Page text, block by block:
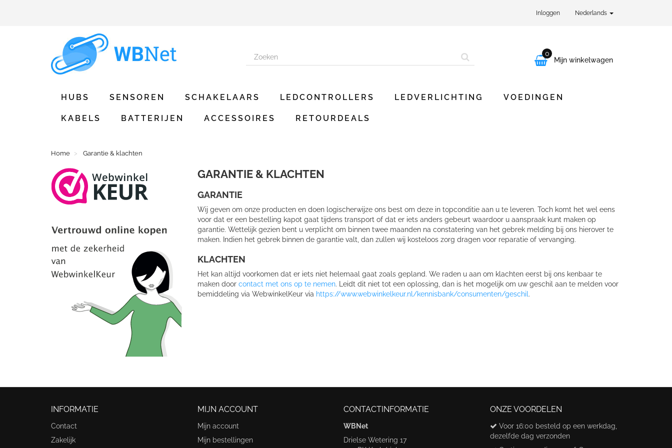
Inloggen Nederlands

0
Mijn winkelwagen
HUBS SENSOREN SCHAKELAARS LEDCONTROLLERS LEDVERLICHTING VOEDINGEN
KABELS BATTERIJEN ACCESSOIRES RETOURDEALS
Home Garantie & klachten
GARANTIE & KLACHTEN
GARANTIE
Wij geven om onze producten en doen logischerwijze ons best om deze in topconditie aan u te leveren. Toch komt het wel eens
voor dat er een bestelling kapot gaat tijdens transport of dat er iets anders gebeurt waardoor u aanspraak kunt maken op
garantie. Wettelijk gezien bent u verplicht om binnen twee maanden na constatering van het gebrek melding bij ons hierover te
maken. Indien het gebrek binnen de garantie valt, dan zullen wij kosteloos zorg dragen voor reparatie of vervanging.
KLACHTEN
Het kan altijd voorkomen dat er iets niet helemaal gaat zoals gepland. We raden u aan om klachten eerst bij ons kenbaar te
maken door contact met ons op te nemen. Leidt dit niet tot een oplossing, dan is het mogelijk om uw geschil aan te melden voor
bemiddeling via WebwinkelKeur via https://www.webwinkelkeur.nl/kennisbank/consumenten/geschil .
INFORMATIE
Contact
Zakelijk
MIJN ACCOUNT
Mijn account
Mijn bestellingen
CONTACTINFORMATIE
WBNet
Drielse Wetering 17
ONZE VOORDELEN
Voor 16:00 besteld op een werkdag,
dezelfde dag verzonden